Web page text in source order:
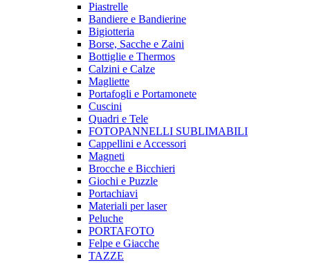
Piastrelle
Bandiere e Bandierine
Bigiotteria
Borse, Sacche e Zaini
Bottiglie e Thermos
Calzini e Calze
Magliette
Portafogli e Portamonete
Cuscini
Quadri e Tele
FOTOPANNELLI SUBLIMABILI
Cappellini e Accessori
Magneti
Brocche e Bicchieri
Giochi e Puzzle
Portachiavi
Materiali per laser
Peluche
PORTAFOTO
Felpe e Giacche
TAZZE